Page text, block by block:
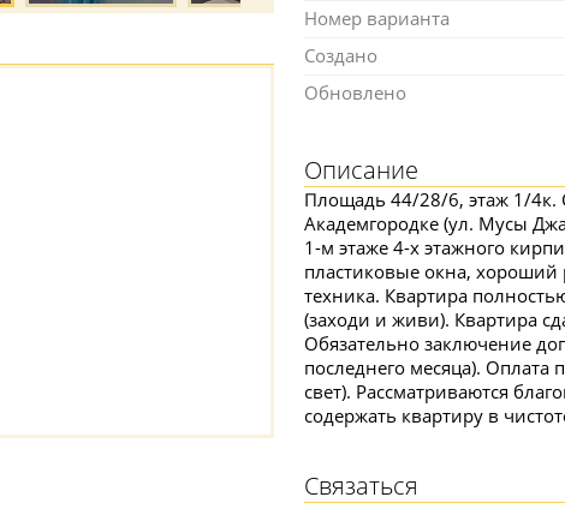
Номер варианта
Создано
Обновлено
Описание
Площадь 44/28/6, этаж 1/4к.
Академгородке (ул. Мусы
1-м этаже 4-х этажного
пластиковые окна,
техника. Квартира
(заходи и живи). Квартира
Обязательно заключение
последнего месяца). Оплата
свет). Рассматриваются
содержать квартиру в
Связаться